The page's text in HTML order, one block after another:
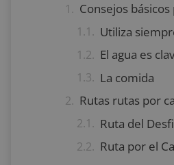
El agua es
La comida